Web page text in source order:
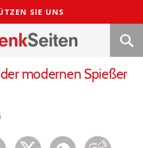
SIE UNS
modernen Spießer